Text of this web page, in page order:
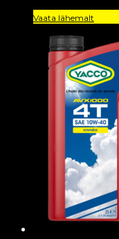
Vaata lähemalt